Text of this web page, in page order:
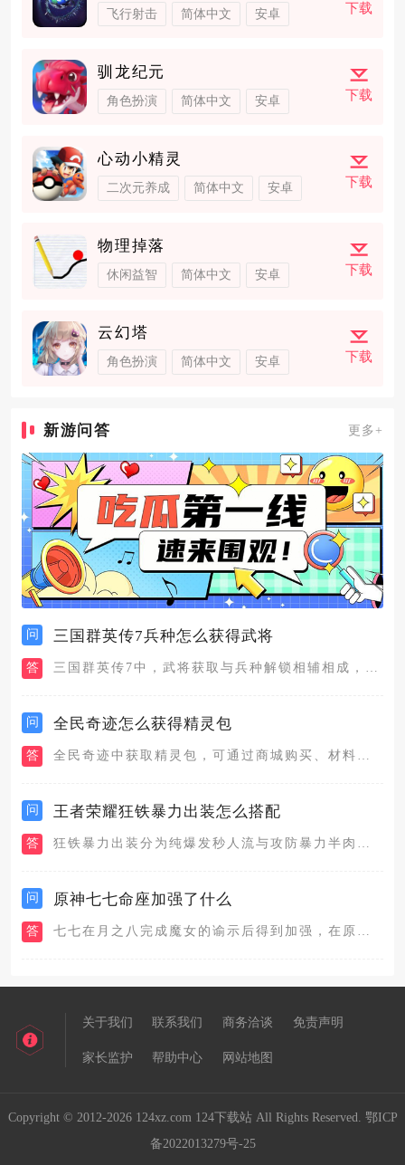
飞行射击 简体中文 安卓 下载
驯龙纪元
角色扮演 简体中文 安卓 下载
心动小精灵
二次元养成 简体中文 安卓 下载
物理掉落
休闲益智 简体中文 安卓 下载
云幻塔
角色扮演 简体中文 安卓 下载
新游问答 更多+
问 三国群英传7兵种怎么获得武将
答
问 全民奇迹怎么获得精灵包
答
问 王者荣耀狂铁暴力出装怎么搭配
答
问 原神七七命座加强了什么
答
关于我们 联系我们 商务洽谈 免责声明
家长监护 帮助中心 网站地图
Copyright © 2012-2026 124xz.com 124下载站 All Rights Reserved. 鄂ICP
备2022013279号-25